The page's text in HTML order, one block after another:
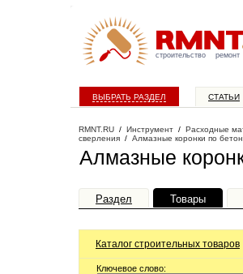
строительство ремонт
ВЫБРАТЬ РАЗДЕЛ СТАТЬИ
RMNT.RU / Инструмент / Расходные
сверления / Алмазные коронки по
Алмазные
Раздел Товары
Каталог строительных товаров
Ключевое слово: